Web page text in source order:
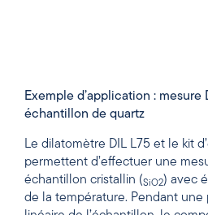
Exemple d’application : mesure
échantillon de quartz
Le dilatomètre DIL L75 et le kit
permettent d’effectuer une
échantillon cristallin (SiO2) avec
de la température. Pendant une